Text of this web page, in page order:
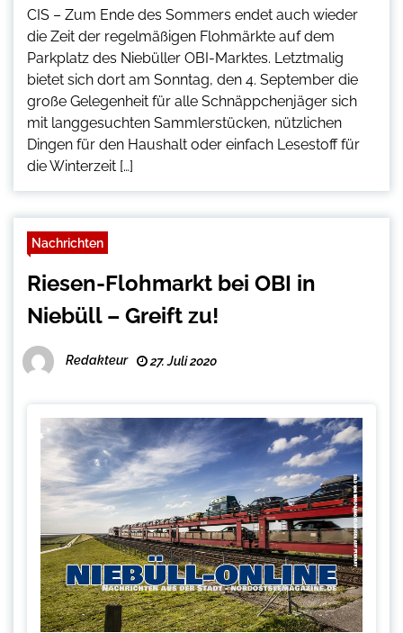
CIS – Zum Ende des Sommers endet auch wieder
die Zeit der regelmäßigen Flohmärkte auf dem
Parkplatz des Niebüller OBI-Marktes. Letztmalig
bietet sich dort am Sonntag, den 4. September die
große Gelegenheit für alle Schnäppchenjäger sich
mit langgesuchten Sammlerstücken, nützlichen
Dingen für den Haushalt oder einfach Lesestoff für
die Winterzeit […]
Nachrichten
Riesen-Flohmarkt bei OBI in
Niebüll – Greift zu!
Redakteur 27. Juli 2020